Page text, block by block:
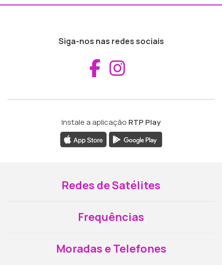
Siga-nos nas redes sociais
Aceder ao
Instale a aplicação RTP Play
Redes de Satélites
Frequências
Moradas e Telefones